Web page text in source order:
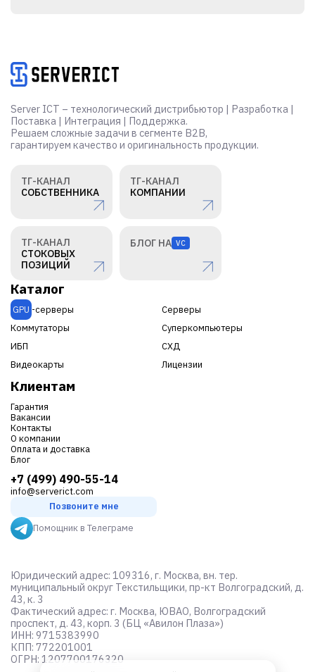
Server ICT – технологический дистрибьютор | Разработка |
Поставка | Интеграция | Поддержка.
Решаем сложные задачи в сегменте B2B,
гарантируем качество и оригинальность продукции.
ТГ-КАНАЛ
СОБСТВЕННИКА
ТГ-КАНАЛ
КОМПАНИИ
ТГ-КАНАЛ
СТОКОВЫХ
ПОЗИЦИЙ
БЛОГ НА VC
Каталог
GPU -серверы
Серверы
Коммутаторы
Суперкомпьютеры
ИБП
СХД
Видеокарты
Лицензии
Клиентам
Гарантия
Вакансии
Контакты
О компании
Оплата и доставка
Блог
+7 (499) 490-55-14
info@serverict.com
Позвоните мне
Помощник в Телеграме
Юридический адрес: 109316, г. Москва, вн. тер.
муниципальный округ Текстильщики, пр-кт Волгоградский, д.
43, к. 3
Фактический адрес: г. Москва, ЮВАО, Волгоградский
проспект, д. 43, корп. 3 (БЦ «Авилон Плаза»)
ИНН: 9715383990
КПП: 772201001
ОГРН: 1207700176320